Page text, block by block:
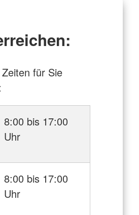
für Sie
8:00 bis 17:00
Uhr
8:00 bis 17:00
Uhr